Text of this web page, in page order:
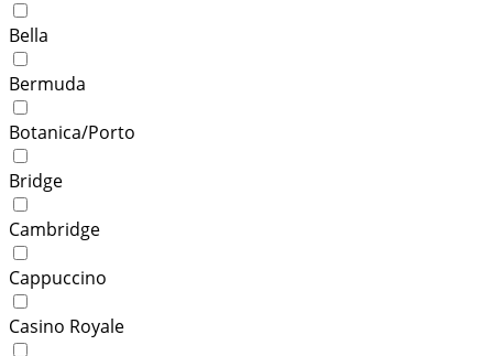
Bella
Bermuda
Botanica/Porto
Bridge
Cambridge
Cappuccino
Casino Royale